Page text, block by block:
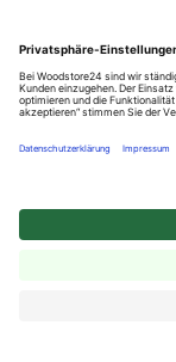
Bewertungsgrundlage